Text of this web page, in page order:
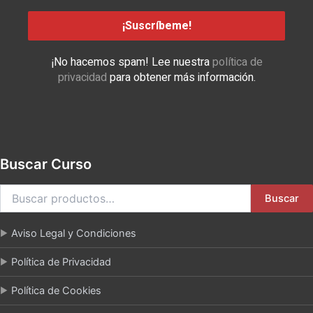
¡No hacemos spam! Lee nuestrapolítica de
privacidad para obtener más información.
Buscar Curso
Buscar
Aviso Legal y Condiciones
Política de Privacidad
Política de Cookies